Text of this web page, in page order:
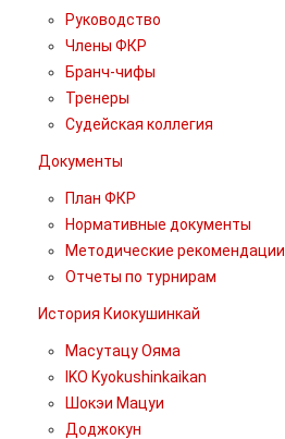
Руководство
Члены ФКР
Бранч-чифы
Тренеры
Судейская коллегия
Документы
План ФКР
Нормативные документы
Методические рекомендации
Отчеты по турнирам
История Киокушинкай
Масутацу Ояма
IKO Kyokushinkaikan
Шокэи Мацуи
Доджокун